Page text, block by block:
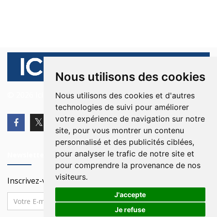
Nous utilisons des cookies
Nous utilisons des cookies et d'autres
technologies de suivi pour améliorer
votre expérience de navigation sur notre
site, pour vous montrer un contenu
personnalisé et des publicités ciblées,
pour analyser le trafic de notre site et
pour comprendre la provenance de nos
visiteurs.
J'accepte
Je refuse
© 2026 Ici Beyrouth. Tous les droits sont réservés.
Inscrivez-vous à notre Newsletter